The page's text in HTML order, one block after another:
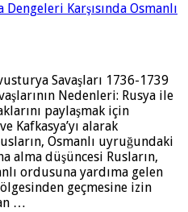
Dengeleri Karşısında Osmanlı
Savaşları 1736-1739
Nedenleri: Rusya ile
paylaşmak için
Kafkasya’yı alarak
Osmanlı uyruğundaki
alma düşüncesi Rusların,
ordusu­na yardıma gelen
geçmesine izin
…